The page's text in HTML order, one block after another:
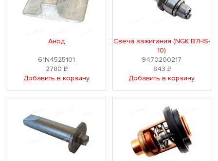
Анод
61N4525101
2780Р
Добавить в корзину
Свеча зажигания (NGK B7HS-
10)
9470200217
843 Р
Добавить в корзину